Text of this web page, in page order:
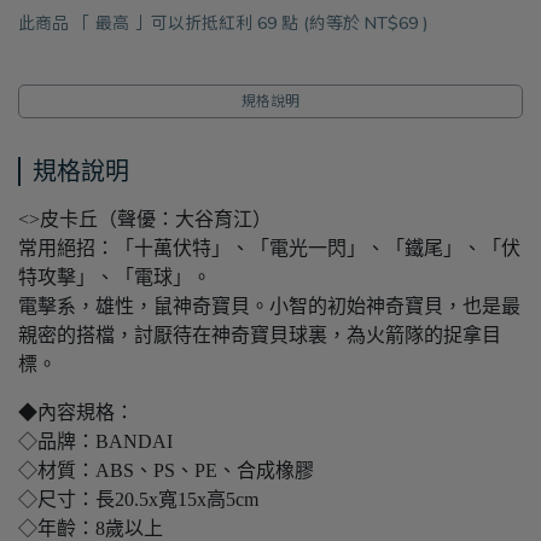
此商品 「 最高 」可以折抵紅利 69 點 (約等於 NT$69 )
規格說明
規格說明
<>皮卡丘（聲優：大谷育江）
常用絕招：「十萬伏特」、「電光一閃」、「鐵尾」、「伏
特攻擊」、「電球」。
電擊系，雄性，鼠神奇寶貝。小智的初始神奇寶貝，也是最
親密的搭檔，討厭待在神奇寶貝球裏，為火箭隊的捉拿目
標。
◆內容規格：
◇品牌：BANDAI
◇材質：ABS、PS、PE、合成橡膠
◇尺寸：長20.5x寬15x高5cm
◇年齡：8歲以上